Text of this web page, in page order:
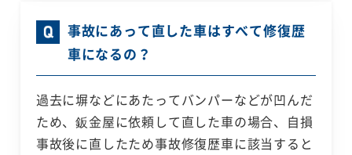
事故にあって直した車はすべて修復歴
車になるの？
過去に塀などにあたってバンパーなどが凹んだ
ため、鈑金屋に依頼して直した車の場合、自損
事故後に直したため事故修復歴車に該当すると